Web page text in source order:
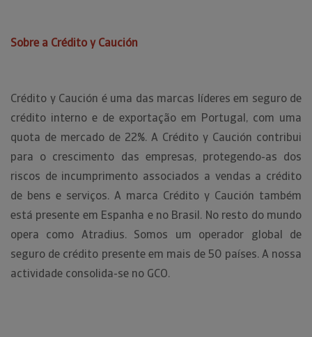
Sobre a Crédito y Caución
Crédito y Caución é uma das marcas líderes em seguro de
crédito interno e de exportação em Portugal, com uma
quota de mercado de 22%. A Crédito y Caución contribui
para o crescimento das empresas, protegendo-as dos
riscos de incumprimento associados a vendas a crédito
de bens e serviços. A marca Crédito y Caución também
está presente em Espanha e no Brasil. No resto do mundo
opera como Atradius. Somos um operador global de
seguro de crédito presente em mais de 50 países. A nossa
actividade consolida-se no GCO.